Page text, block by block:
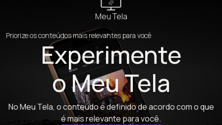
Meu Tela
Priorize os conteúdos mais relevantes para você
Experimente
o Meu Tela
No Meu Tela, o conteúdo é definido de acordo com o que
é mais relevante para você.